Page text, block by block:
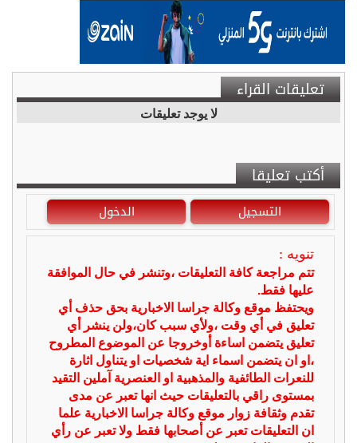
تعليقات القراء
لا يوجد تعليقات
أكتب تعليقا
التسجيل الدخول
تنويه :
تتم مراجعة كافة التعليقات ،وتنشر في حال الموافقة
عليها فقط.
ويحتفظ موقع وكالة جراسا الاخبارية بحق حذف أي
تعليق في أي وقت ،ولأي سبب كان،ولن ينشر أي
تعليق يتضمن اساءة أوخروجا عن الموضوع المطروح
،او ان يتضمن اسماء اية شخصيات او يتناول اثارة
للنعرات الطائفية والمذهبية او العنصرية آملين التقيد
بمستوى راقي بالتعليقات حيث انها تعبر عن مدى
تقدم وثقافة زوار موقع وكالة جراسا الاخبارية علما
ان التعليقات تعبر عن أصحابها فقط ولا تعبر عن رأي